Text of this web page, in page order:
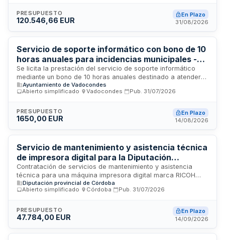
mantenimiento preventivo y correctivo de toda la flota de
equipos de reprografía del organismo, garantizando la
funcionamiento de la empresa pública de transporte.
PRESUPUESTO
120.546,66 EUR
En Plazo
31/08/2026
Servicio de soporte informático con bono de 10
horas anuales para incidencias municipales -
Ayuntamiento de Vadocondes
Se licita la prestación del servicio de soporte informático
mediante un bono de 10 horas anuales destinado a atender
incidencias en equipos municipales e impresoras,
mantenimiento de la página web, asesoramiento tecnológico,
Diputación y Junta de Castilla y León. El servicio garantiza un
tiempo de respuesta máximo de 24 horas y se ejecutará
Vadocondes, Burgos.
Ayuntamiento de Vadocondes
Abierto simplificado
Vadocondes Pub. 31/07/2026
PRESUPUESTO
1650,00 EUR
En Plazo
14/08/2026
Servicio de mantenimiento y asistencia técnica
de impresora digital para la Diputación
Provincial de Córdoba
Contratación de servicios de mantenimiento y asistencia
técnica para una máquina impresora digital marca RICOH
modelo Pro C7100S instalada en el Departamento de
Ediciones, Publicaciones y B.O.P. de la Diputación Provincial
sus servidores de administración de impresión, cubriendo
una capacidad de treinta mil copias mensuales a todo color
prorrogable por otro año adicional.
Diputación provincial de Córdoba
Abierto simplificado
Córdoba Pub. 31/07/2026
PRESUPUESTO
47.784,00 EUR
En Plazo
14/09/2026